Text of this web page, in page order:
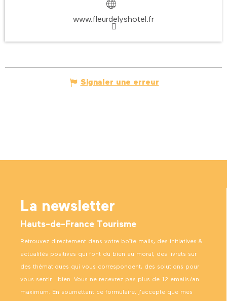
www.fleurdelyshotel.fr
Signaler une erreur
La newsletter
Hauts-de-France Tourisme
Retrouvez directement dans votre boîte mails, des initiatives &
actualités positives qui font du bien au moral, des livrets sur
des thématiques qui vous correspondent, des solutions pour
vous sentir… bien. Vous ne recevrez pas plus de 12 emails/an
maximum. En soumettant ce formulaire, j’accepte que mes